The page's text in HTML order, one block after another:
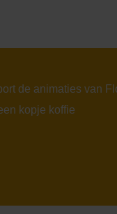
de animaties van
kopje koffie